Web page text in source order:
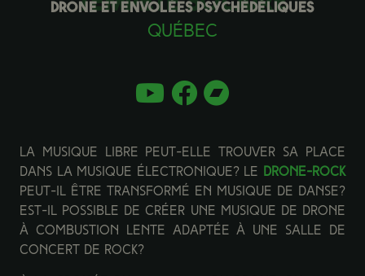
DRONE ET ENVOLÉES PSYCHÉDÉLIQUES
Québec
La musique libre peut-elle trouver sa place
dans la musique électronique? Le drone-rock
peut-il être transformé en musique de danse?
Est-il possible de créer une musique de drone
à combustion lente adaptée à une salle de
concert de rock?